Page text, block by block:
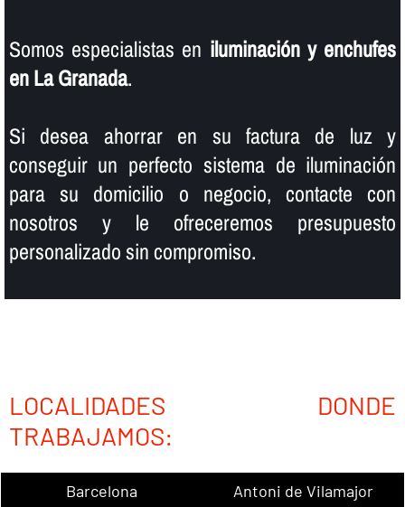
Somos especialistas en iluminación y enchufes
en La Granada.
Si desea ahorrar en su factura de luz y
conseguir un perfecto sistema de iluminación
para su domicilio o negocio, contacte con
nosotros y le ofreceremos presupuesto
personalizado sin compromiso.
LOCALIDADES DONDE
TRABAJAMOS:
Barcelona
Antoni de Vilamajor